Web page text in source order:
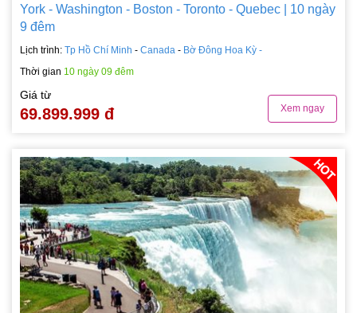
York - Washington - Boston - Toronto - Quebec | 10 ngày
9 đêm
Lịch trình: Tp Hồ Chí Minh - Canada - Bờ Đông Hoa Kỳ -
Thời gian 10 ngày 09 đêm
Giá từ
69.899.999 đ Xem ngay